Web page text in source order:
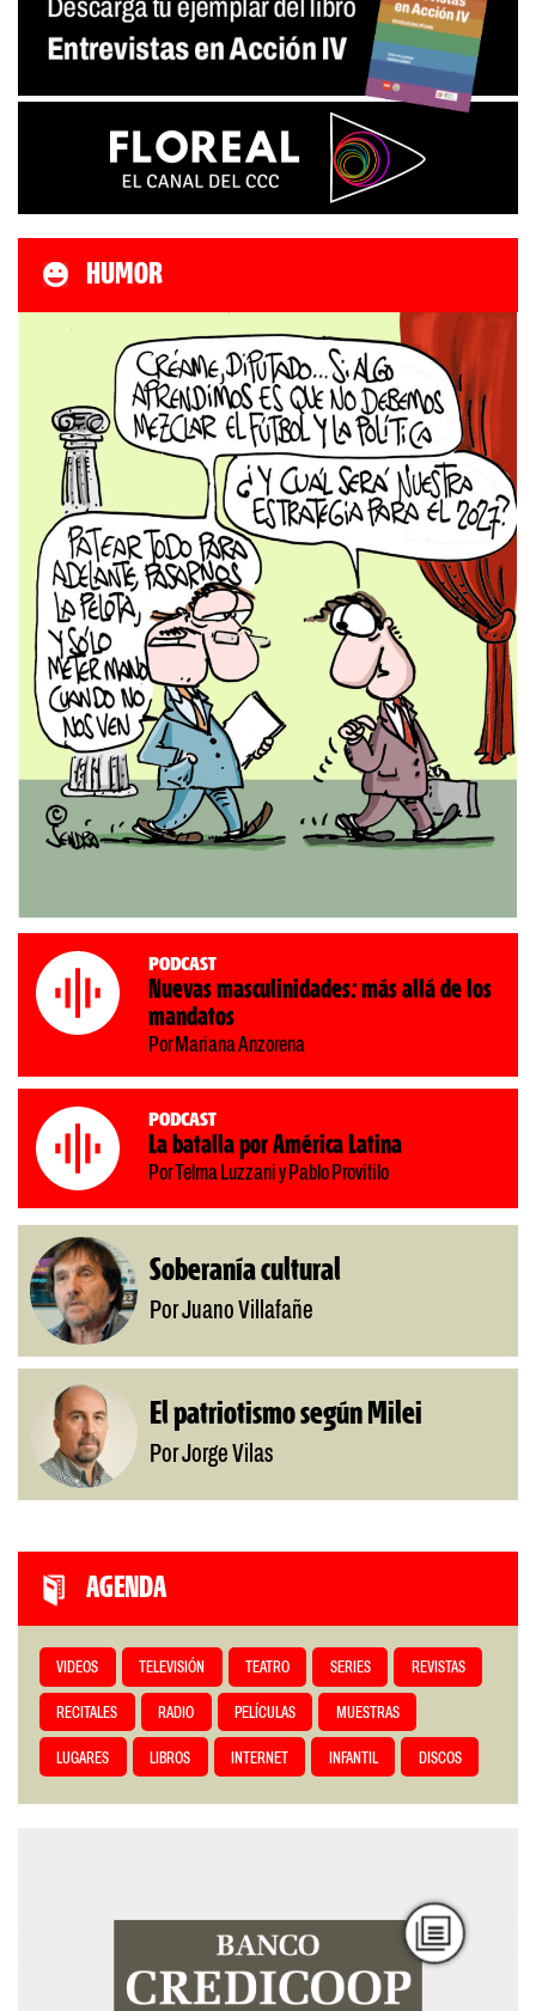
HUMOR
Podcast
Nuevas masculinidades: más allá de los
mandatos
Por Mariana Anzorena
Podcast
La batalla por América Latina
Por Telma Luzzani y Pablo Provitilo
Soberanía cultural
Por Juano Villafañe
El patriotismo según Milei
Por Jorge Vilas
AGENDA
VIDEOS TELEVISIÓN TEATRO SERIES REVISTAS
RECITALES RADIO PELÍCULAS MUESTRAS
LUGARES LIBROS INTERNET INFANTIL DISCOS